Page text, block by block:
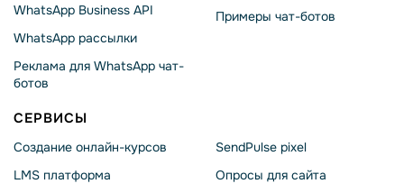
WhatsApp Business API
WhatsApp рассылки
Реклама для WhatsApp чат-
ботов
Примеры чат-ботов
СЕРВИСЫ
Создание онлайн-курсов
LMS платформа
SendPulse pixel
Опросы для сайта